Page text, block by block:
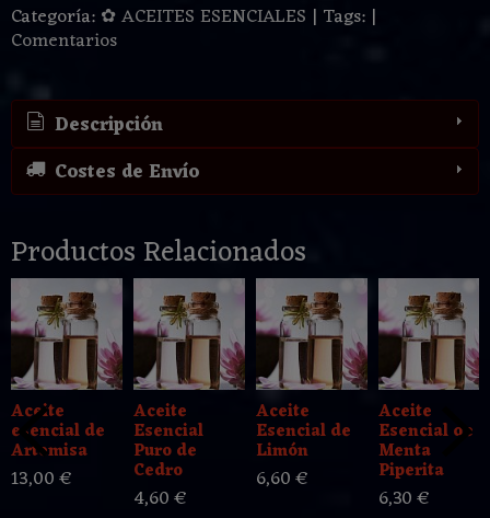
Categoría: ✿ ACEITES ESENCIALES | Tags: |
Comentarios
Descripción
Costes de Envío
Productos Relacionados
Aceite
esencial de
Artemisa
13,00 €
Aceite
Esencial
Puro de
Cedro
4,60 €
Aceite
Esencial de
Limón
6,60 €
Aceite
Esencial de
Menta
Piperita
6,30 €